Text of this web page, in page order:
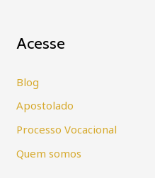
Acesse
Blog
Apostolado
Processo Vocacional
Quem somos